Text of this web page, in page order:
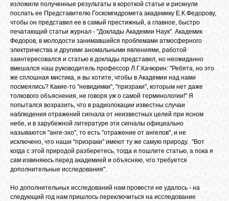
изложили полученные результаты в короткой статье и рискнули
послать ее Представителю Госкомгидромета академику Е.К.Федорову,
чтобы он представил ее в самый престижный, а главное, быстро
печатающий статьи журнал - "Доклады Академии Наук". Академик
Федоров, в молодости занимавшийся проблемами атмосферного
электричества и другими аномальными явлениями, работой
заинтересовался и статью в доклады представил, но неожиданно
вмешался наш руководитель профессор Л.Г.Качюрин: "Ребята, но это
же сплошная мистика, и вы хотите, чтобы в Академии над нами
посмеялись? Какие-то "невидимки", "призраки", которым нет даже
толкового объяснения, не говоря уж о самой терминологии!" Я
попытался возразить, что в радиолокации известны случаи
наблюдения отражений сигнала от неизвестных целей при ясном
небе, и в зарубежной литературе эти сигналы официально
называются "анге-эхо", то есть "отражение от ангелов", и не
исключено, что наши "призраки" имеют ту же самую природу. "Вот
когда с этой природой разберетесь, тогда и пошлите статью, а пока я
сам извиняюсь перед академией и объясняю, что требуется
дополнительные исследования".
Но дополнительных исследований нам провести не удалось - на
следующий год нам пришлось переключиться на исследование